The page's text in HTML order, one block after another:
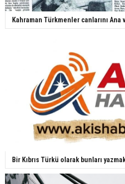
Kahraman Türkmenler canlarını
Bir Kıbrıs Türkü olarak bunları